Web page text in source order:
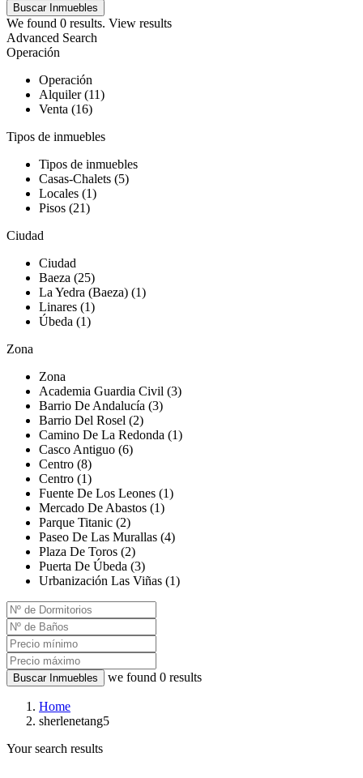
We found 0 results. View results
Advanced Search
Operación
Operación
Alquiler (11)
Venta (16)
Tipos de inmuebles
Tipos de inmuebles
Casas-Chalets (5)
Locales (1)
Pisos (21)
Ciudad
Ciudad
Baeza (25)
La Yedra (Baeza) (1)
Linares (1)
Úbeda (1)
Zona
Zona
Academia Guardia Civil (3)
Barrio De Andalucía (3)
Barrio Del Rosel (2)
Camino De La Redonda (1)
Casco Antiguo (6)
Centro (8)
Centro (1)
Fuente De Los Leones (1)
Mercado De Abastos (1)
Parque Titanic (2)
Paseo De Las Murallas (4)
Plaza De Toros (2)
Puerta De Úbeda (3)
Urbanización Las Viñas (1)
Buscar Inmuebles we found 0 results
Home
sherlenetang5
Your search results